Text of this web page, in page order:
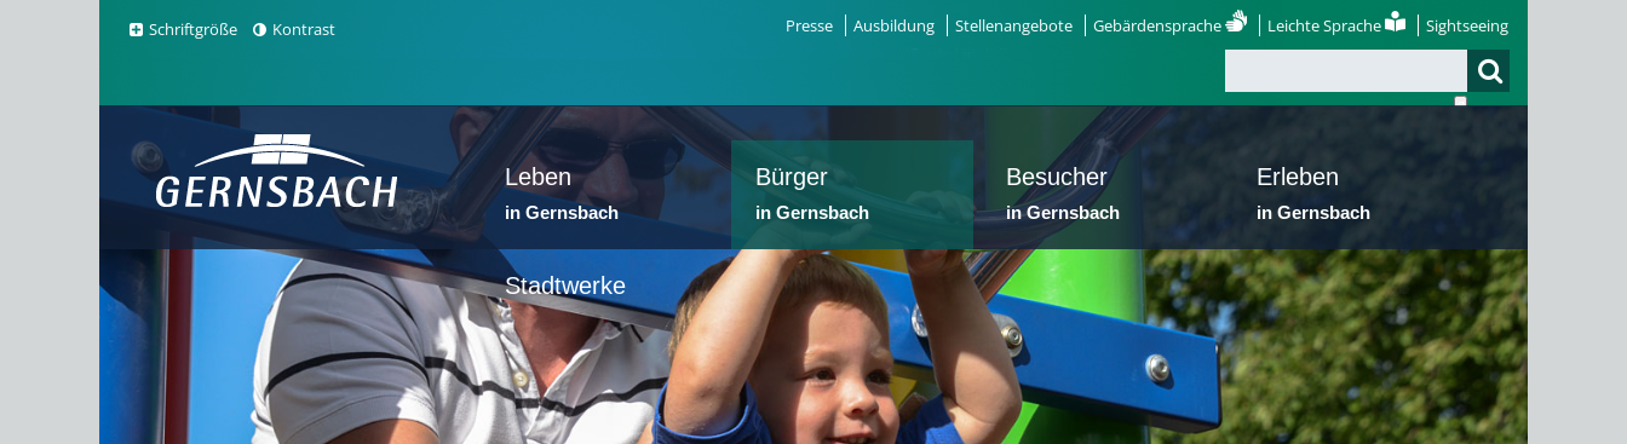
Schriftgröße Kontrast Presse Ausbildung Stellenangebote Gebärdensprache Leichte Sprache Sightseeing
Leben
in Gernsbach
Bürger
in Gernsbach
Besucher
in Gernsbach
Erleben
in Gernsbach
Stadtwerke